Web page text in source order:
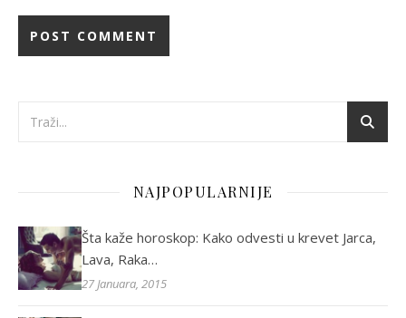
NAJPOPULARNIJE
Šta kaže horoskop: Kako odvesti u krevet Jarca,
Lava, Raka…
27 Januara, 2015